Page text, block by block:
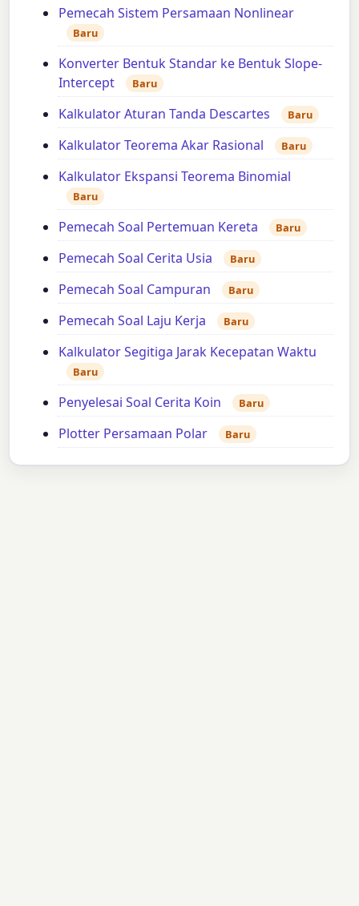
Pemecah Sistem Persamaan Nonlinear
Baru
Konverter Bentuk Standar ke Bentuk Slope-
Intercept
Baru
Kalkulator Aturan Tanda Descartes Baru
Kalkulator Teorema Akar Rasional Baru
Kalkulator Ekspansi Teorema Binomial
Baru
Pemecah Soal Pertemuan Kereta Baru
Pemecah Soal Cerita Usia Baru
Pemecah Soal Campuran Baru
Pemecah Soal Laju Kerja Baru
Kalkulator Segitiga Jarak Kecepatan Waktu
Baru
Penyelesai Soal Cerita Koin Baru
Plotter Persamaan Polar Baru